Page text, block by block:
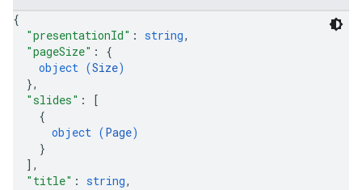
{
"presentationId" : string,
"pageSize" : {
object (Size)
},
"slides" :
[
{
object (Page)
}
] ,
"title" : string,